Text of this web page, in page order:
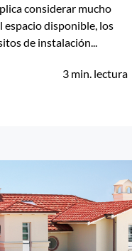
considerar mucho
espacio disponible, los
de instalación...
3 min. lectura